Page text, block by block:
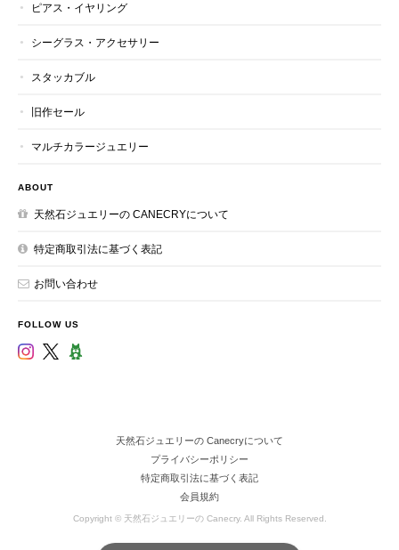
ピアス・イヤリング
シーグラス・アクセサリー
スタッカブル
旧作セール
マルチカラージュエリー
ABOUT
天然石ジュエリーの CANECRYについて
特定商取引法に基づく表記
お問い合わせ
FOLLOW US
天然石ジュエリーの Canecryについて
プライバシーポリシー
特定商取引法に基づく表記
会員規約
Copyright © 天然石ジュエリーの Canecry. All Rights Reserved.